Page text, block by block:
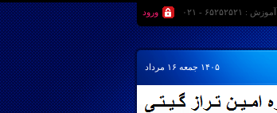
- ۰۲۱ ورود
۱۴۰۵ جمعه ۱۶ مرداد